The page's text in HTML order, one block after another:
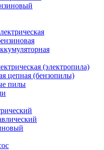
(электропила)
цепная (бензопилы)
пилы